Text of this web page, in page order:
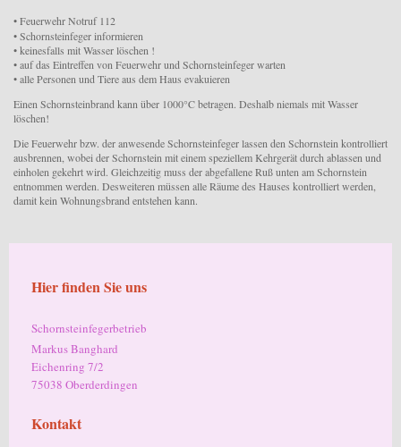
• Feuerwehr Notruf 112
• Schornsteinfeger informieren
• keinesfalls mit Wasser löschen !
• auf das Eintreffen von Feuerwehr und Schornsteinfeger warten
• alle Personen und Tiere aus dem Haus evakuieren
Einen Schornsteinbrand kann über 1000°C betragen. Deshalb niemals mit Wasser
löschen!
Die Feuerwehr bzw. der anwesende Schornsteinfeger lassen den Schornstein kontrolliert
ausbrennen, wobei der Schornstein mit einem speziellem Kehrgerät durch ablassen und
einholen gekehrt wird. Gleichzeitig muss der abgefallene Ruß unten am Schornstein
entnommen werden. Desweiteren müssen alle Räume des Hauses kontrolliert werden,
damit kein Wohnungsbrand entstehen kann.
Hier finden Sie uns
Schornsteinfegerbetrieb
Markus Banghard
Eichenring 7/2
75038 Oberderdingen
Kontakt